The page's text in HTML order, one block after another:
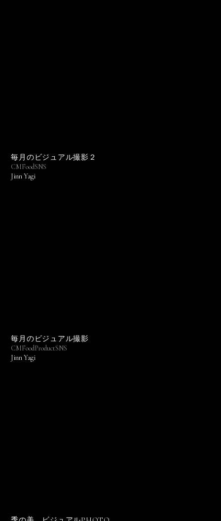
毎月のビジュアル撮影２
CMFoodSNS
Jinn Yagi
毎月のビジュアル撮影
CMFoodProductSNS
Jinn Yagi